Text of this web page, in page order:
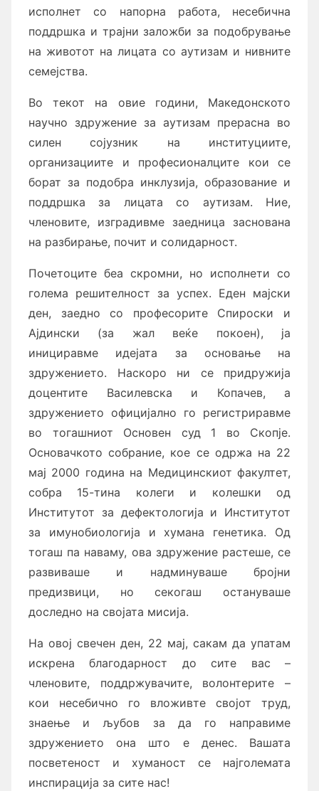
исполнет со напорна работа, несебична
поддршка и трајни заложби за подобрување
на животот на лицата со аутизам и нивните
семејства.
Во текот на овие години, Македонското
научно здружение за аутизам прерасна во
силен сојузник на институциите,
организациите и професионалците кои се
борат за подобра инклузија, образование и
поддршка за лицата со аутизам. Ние,
членовите, изградивме заедница заснована
на разбирање, почит и солидарност.
Почетоците беа скромни, но исполнети со
голема решителност за успех. Еден мајски
ден, заедно со професорите Спироски и
Ајдински (за жал веќе покоен), ја
инициравме идејата за основање на
здружението. Наскоро ни се придружија
доцентите Василевска и Копачев, а
здружението официјално го регистриравме
во тогашниот Основен суд 1 во Скопје.
Основачкото собрание, кое се одржа на 22
мај 2000 година на Медицинскиот факултет,
собра 15-тина колеги и колешки од
Институтот за дефектологија и Институтот
за имунобиологија и хумана генетика. Од
тогаш па наваму, ова здружение растеше, се
развиваше и надминуваше бројни
предизвици, но секогаш остануваше
доследно на својата мисија.
На овој свечен ден, 22 мај, сакам да упатам
искрена благодарност до сите вас –
членовите, поддржувачите, волонтерите –
кои несебично го вложивте својот труд,
знаење и љубов за да го направиме
здружението она што е денес. Вашата
посветеност и хуманост се најголемата
инспирација за сите нас!